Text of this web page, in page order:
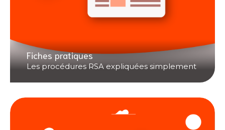
Fiches pratiques
Les procédures RSA expliquées simplement